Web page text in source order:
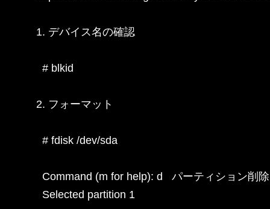
1. デバイス名の確認
  # blkid
2. フォーマット
  # fdisk /dev/sda
  Command (m for help): d   パーティション削除
  Selected partition 1